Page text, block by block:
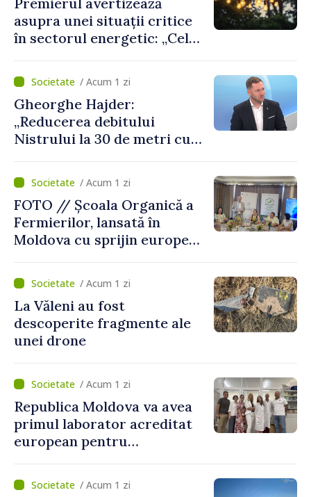
asupra unei situații critice
în sectorul energetic: „Cel
putea cumpăra nici curent
de avarie”/ Acum 1 zi
Gheorghe Hajder:
„Reducerea debitului
Nistrului la 30 de metri cubi
„catastrofă naturală”
/ Acum 1 zi
FOTO // Școala Organică a
Fermierilor, lansată în
Moldova cu sprijin european
agriculturii durabile
/ Acum 1 zi
La Văleni au fost
descoperite fragmente ale
unei drone
/ Acum 1 zi
Republica Moldova va avea
primul laborator acreditat
european pentru
viței-de-vie
/ Acum 1 zi